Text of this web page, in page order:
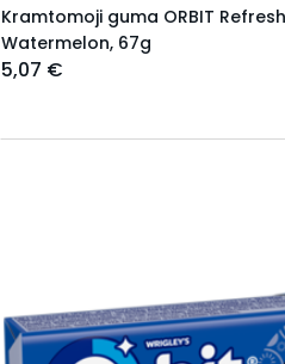
Kramtomoji guma ORBIT
Watermelon, 67g
5,07 €